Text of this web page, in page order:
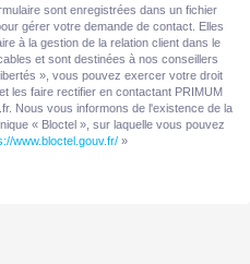
C
172 kWh/m2 par an
sont enregistrées dans un fichier
gérer votre demande de contact. Elles
à la gestion de la relation client dans le
et sont destinées à nos conseillers
», vous pouvez exercer votre droit
les faire rectifier en contactant PRIMUM
Nous vous informons de l'existence de la
« Bloctel », sur laquelle vous pouvez
www.bloctel.gouv.fr/»